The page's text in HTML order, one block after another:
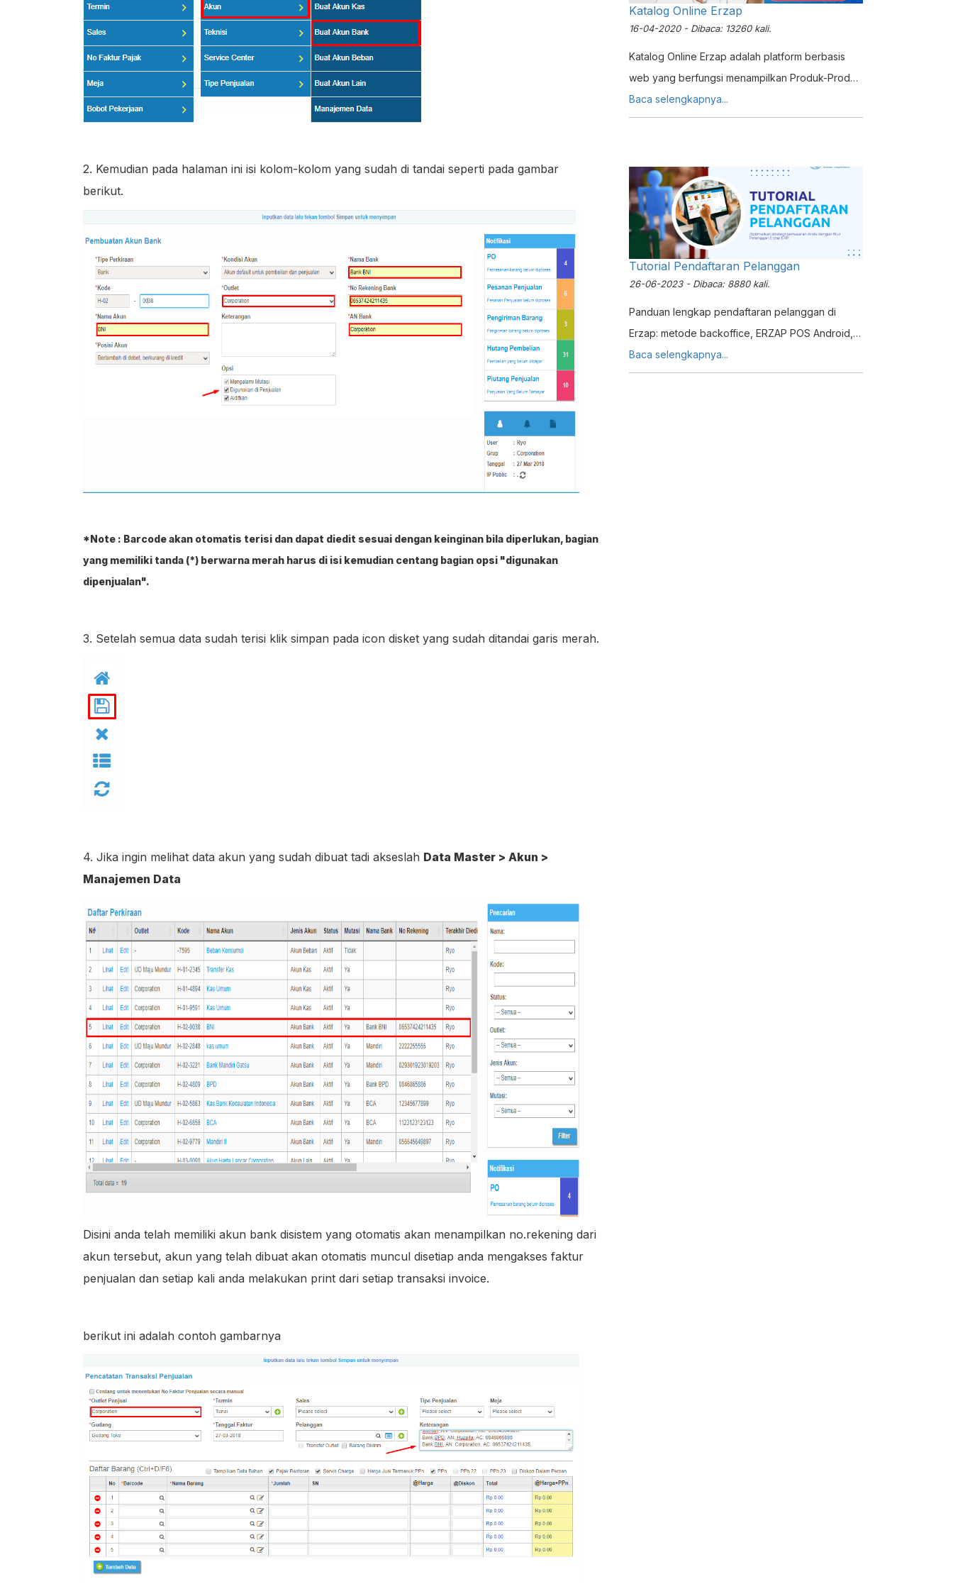
2. Kemudian pada halaman ini isi kolom-kolom yang sudah di tandai seperti pada gambar
berikut.
*Note : Barcode akan otomatis terisi dan dapat diedit sesuai dengan keinginan bila diperlukan, bagian
yang memiliki tanda (*) berwarna merah harus di isi kemudian centang bagian opsi "digunakan
dipenjualan".
3. Setelah semua data sudah terisi klik simpan pada icon disket yang sudah ditandai garis merah.
4. Jika ingin melihat data akun yang sudah dibuat tadi akseslah Data Master > Akun >
Manajemen Data
Disini anda telah memiliki akun bank disistem yang otomatis akan menampilkan no.rekening dari
akun tersebut, akun yang telah dibuat akan otomatis muncul disetiap anda mengakses faktur
penjualan dan setiap kali anda melakukan print dari setiap transaksi invoice.
berikut ini adalah contoh gambarnya
Katalog Online Erzap
16-04-2020 - Dibaca: 13260 kali.
Katalog Online Erzap adalah platform berbasis
web yang berfungsi menampilkan Produk-Produk
yang terdapat pada Usaha anda ke Calon
Pelanggan maupun Pelanggan Anda. Produk
Penggunaannya sangat mudah karena anda
hanya cukup melakukan Sinkron pada Erzap agar
Produk anda muncul pada Katalog.
Baca selengkapnya...
Tutorial Pendaftaran Pelanggan
26-06-2023 - Dibaca: 8880 kali.
Panduan lengkap pendaftaran pelanggan di
Erzap: metode backoffice, ERZAP POS Android,
manajemen data, kategori, dan jenis pelanggan
untuk bisnis efisien.
Baca selengkapnya...